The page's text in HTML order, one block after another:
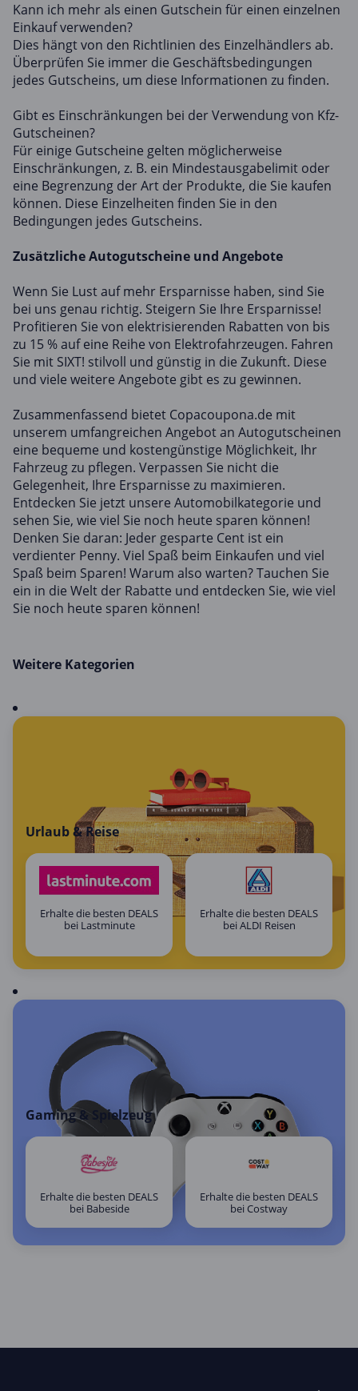
Kann ich mehr als einen Gutschein für einen einzelnen
Einkauf verwenden?
Dies hängt von den Richtlinien des Einzelhändlers ab.
Überprüfen Sie immer die Geschäftsbedingungen
jedes Gutscheins, um diese Informationen zu finden.
Gibt es Einschränkungen bei der Verwendung von Kfz-
Gutscheinen?
Für einige Gutscheine gelten möglicherweise
Einschränkungen, z. B. ein Mindestausgabelimit oder
eine Begrenzung der Art der Produkte, die Sie kaufen
können. Diese Einzelheiten finden Sie in den
Bedingungen jedes Gutscheins.
Zusätzliche Autogutscheine und Angebote
Wenn Sie Lust auf mehr Ersparnisse haben, sind Sie
bei uns genau richtig. Steigern Sie Ihre Ersparnisse!
Profitieren Sie von elektrisierenden Rabatten von bis
zu 15 % auf eine Reihe von Elektrofahrzeugen. Fahren
Sie mit SIXT! stilvoll und günstig in die Zukunft. Diese
und viele weitere Angebote gibt es zu gewinnen.
Zusammenfassend bietet Copacoupona.de mit
unserem umfangreichen Angebot an Autogutscheinen
eine bequeme und kostengünstige Möglichkeit, Ihr
Fahrzeug zu pflegen. Verpassen Sie nicht die
Gelegenheit, Ihre Ersparnisse zu maximieren.
Entdecken Sie jetzt unsere Automobilkategorie und
sehen Sie, wie viel Sie noch heute sparen können!
Denken Sie daran: Jeder gesparte Cent ist ein
verdienter Penny. Viel Spaß beim Einkaufen und viel
Spaß beim Sparen! Warum also warten? Tauchen Sie
ein in die Welt der Rabatte und entdecken Sie, wie viel
Sie noch heute sparen können!
Weitere Kategorien
Urlaub & Reise
Erhalte die besten DEALS
bei Lastminute
Erhalte die besten DEALS
bei ALDI Reisen
Gaming & Spielzeug
Erhalte die besten DEALS
bei Babeside
Erhalte die besten DEALS
bei Costway